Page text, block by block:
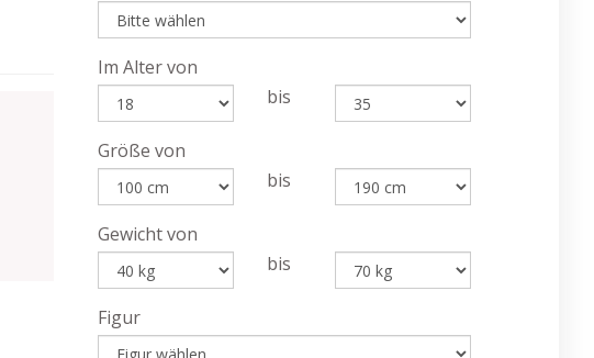
Im Alter von
bis
Größe von
bis
Gewicht von
bis
Figur